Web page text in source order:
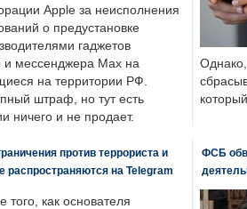
Apple за неисполнения
о предустановке
гаджетов
и мессенджера Max на
на территории РФ.
штраф, но тут есть
ничего и не продает.
против террориста и
распространяются на Telegram
того, как основателя
ФСБ